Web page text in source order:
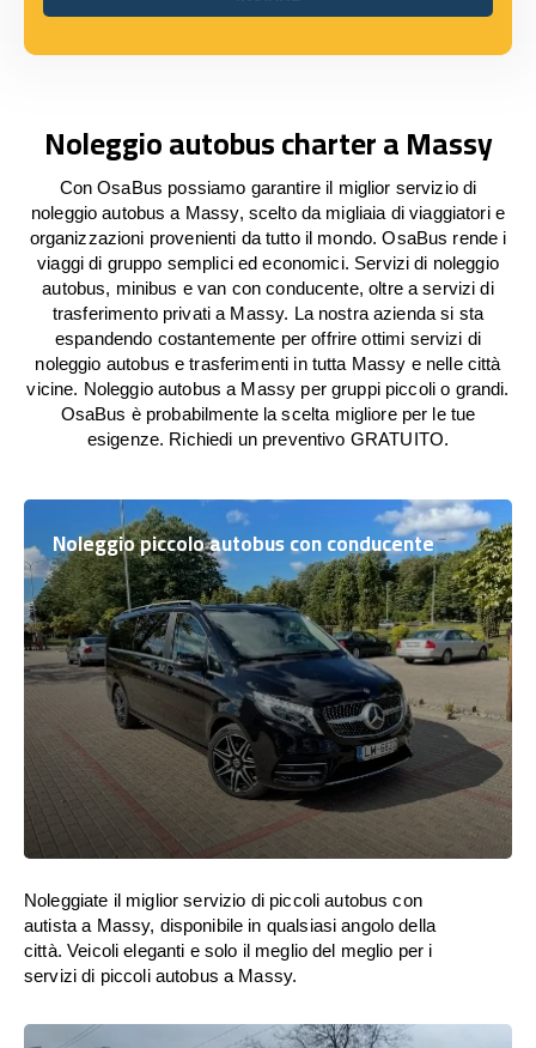
INVIARE
Noleggio autobus charter a Massy
Con OsaBus possiamo garantire il miglior servizio di
noleggio autobus a Massy, scelto da migliaia di viaggiatori e
organizzazioni provenienti da tutto il mondo. OsaBus rende i
viaggi di gruppo semplici ed economici. Servizi di noleggio
autobus, minibus e van con conducente, oltre a servizi di
trasferimento privati a Massy. La nostra azienda si sta
espandendo costantemente per offrire ottimi servizi di
noleggio autobus e trasferimenti in tutta Massy e nelle città
vicine. Noleggio autobus a Massy per gruppi piccoli o grandi.
OsaBus è probabilmente la scelta migliore per le tue
esigenze. Richiedi un preventivo GRATUITO.
Noleggio piccolo autobus con conducente
Noleggiate il miglior servizio di piccoli autobus con
autista a Massy, disponibile in qualsiasi angolo della
città. Veicoli eleganti e solo il meglio del meglio per i
servizi di piccoli autobus a Massy.